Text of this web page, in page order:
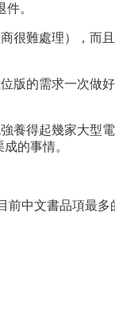
。
很難處理），而
版的需求一次做
得起幾家大型
的事情。
中文書品項最